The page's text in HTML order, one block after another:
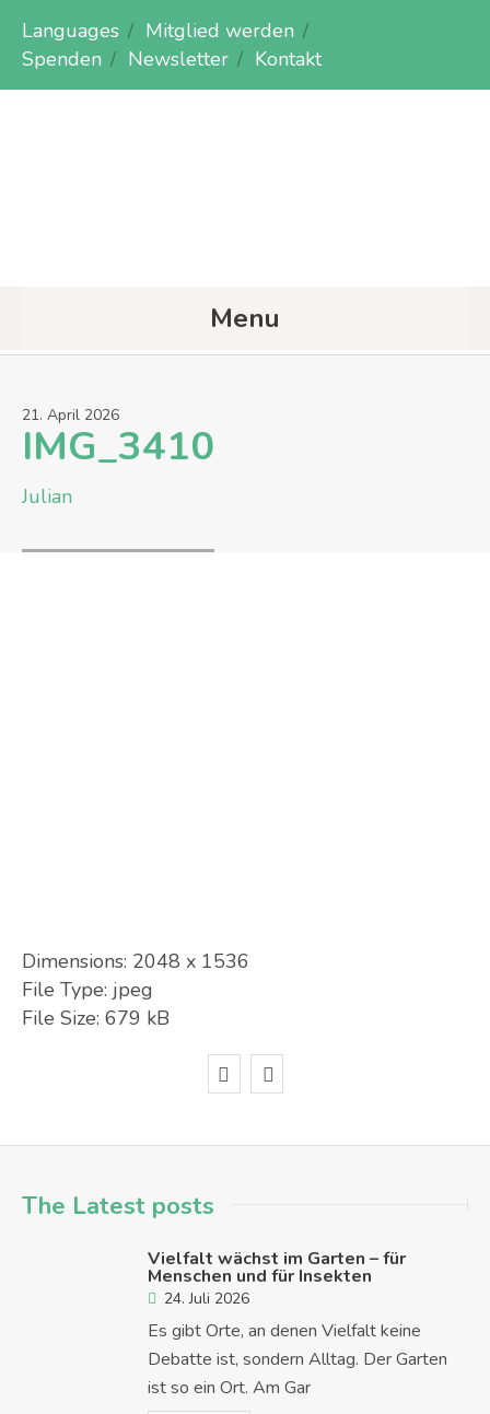
Languages
Mitglied werden
Spenden
Newsletter Kontakt
Menu
21. April 2026
IMG_3410
Julian
Dimensions: 2048 x 1536
File Type: jpeg
File Size: 679 kB
The Latest posts
Vielfalt wächst im Garten – für
Menschen und für Insekten
24. Juli 2026
Es gibt Orte, an denen Vielfalt keine
Debatte ist, sondern Alltag. Der Garten
ist so ein Ort. Am Gar